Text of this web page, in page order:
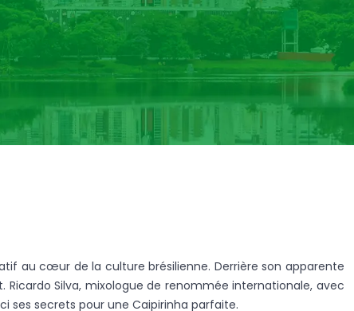
au cœur de la culture brésilienne. Derrière son apparente
Silva, mixologue de renommée internationale, avec
ses secrets pour une Caipirinha parfaite.